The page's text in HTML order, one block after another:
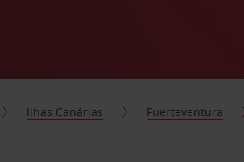
Ilhas Canárias
Fuerteventura